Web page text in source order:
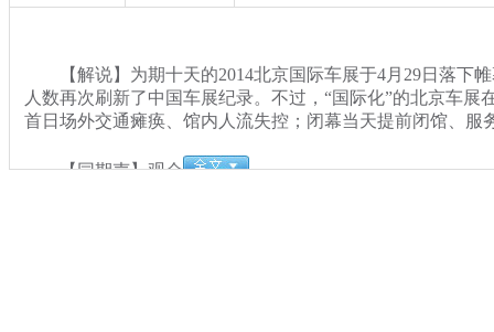
【解说】为期十天的2014北京国际车展于4月29日落下帷
人数再次刷新了中国车展纪录。不过，“国际化”的北京车展
首日场外交通瘫痪、馆内人流失控；闭幕当天提前闭馆、服
【同期声】观众